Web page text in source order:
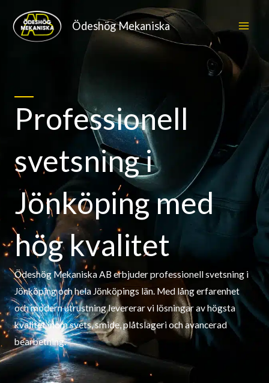
innehåll
Ödeshög Mekaniska
Professionell
svetsning i
Jönköping med
hög kvalitet
Ödeshög Mekaniska AB erbjuder professionell svetsning i
Jönköping och hela Jönköpings län. Med lång erfarenhet
och modern utrustning levererar vi lösningar av högsta
kvalitet inom svets, smide, plåtslageri och avancerad
bearbetning.